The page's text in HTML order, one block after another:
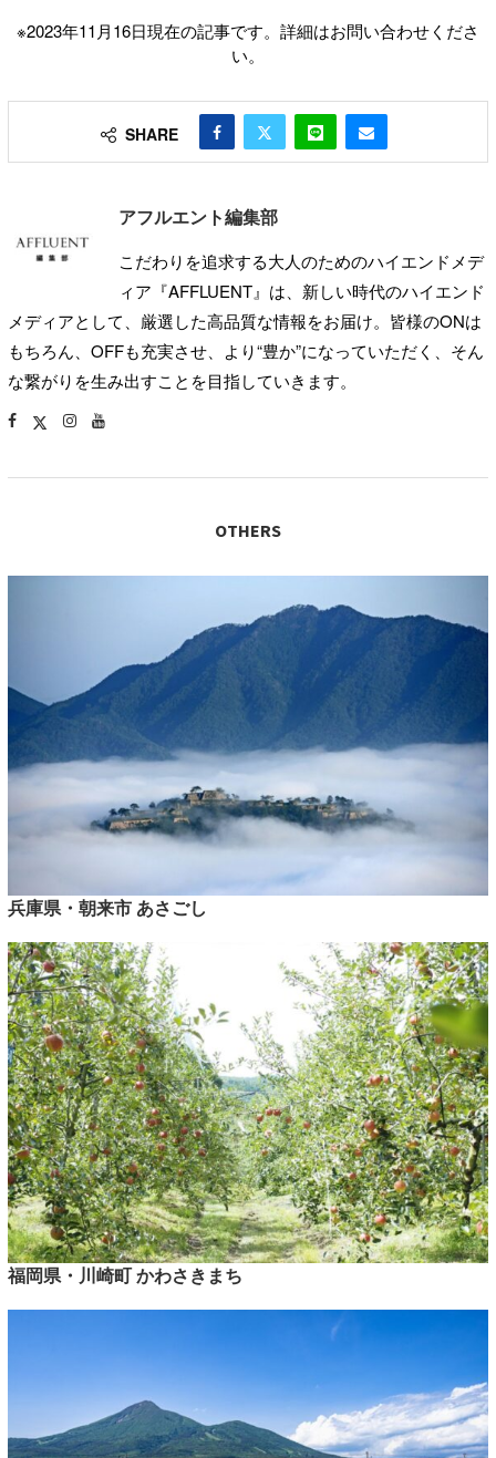
※2023年11月16日現在の記事です。詳細はお問い合わせくださ
い。
SHARE
アフルエント編集部
こだわりを追求する大人のためのハイエンドメデ
ィア『AFFLUENT』は、新しい時代のハイエンド
メディアとして、厳選した高品質な情報をお届け。皆様のONは
もちろん、OFFも充実させ、より“豊か”になっていただく、そん
な繋がりを生み出すことを目指していきます。
OTHERS
兵庫県・朝来市 あさごし
福岡県・川崎町 かわさきまち